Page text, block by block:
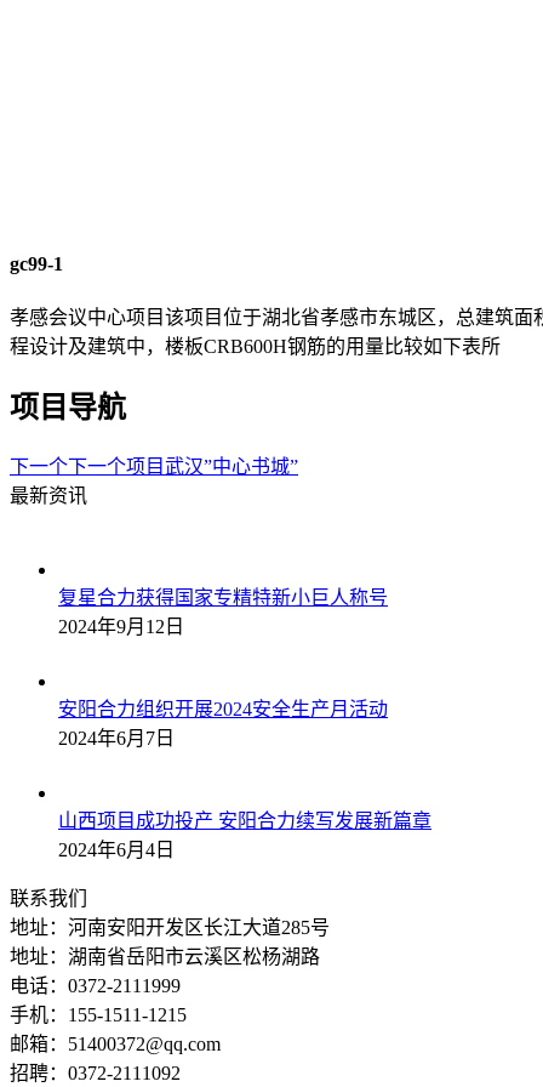
gc99-1
孝感会议中心项目该项目位于湖北省孝感市东城区，总建筑面
程设计及建筑中，楼板CRB600H钢筋的用量比较如下表所
项目导航
下一个下一个项目武汉”中心书城”
最新资讯
复星合力获得国家专精特新小巨人称号
2024年9月12日
安阳合力组织开展2024安全生产月活动
2024年6月7日
山西项目成功投产 安阳合力续写发展新篇章
2024年6月4日
联系我们
地址：河南安阳开发区长江大道285号
地址：湖南省岳阳市云溪区松杨湖路
电话：0372-2111999
手机：155-1511-1215
邮箱：51400372@qq.com
招聘：0372-2111092